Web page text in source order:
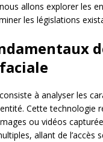
allons explorer les
les législations
consiste à analyser les
Cette technologie
ou vidéos
allant de l’accès